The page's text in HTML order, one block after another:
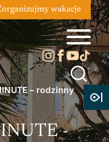
wakacje
– rodzinny
-